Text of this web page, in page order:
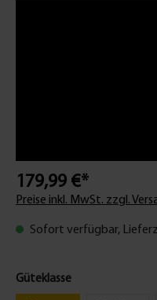
179,99 €*
Preise inkl. MwSt. zzgl.
Sofort verfügbar,
Güteklasse